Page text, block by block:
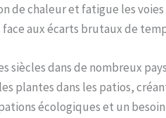
de chaleur et fatigue les
aux écarts brutaux de
siècles dans de nombreux
plantes dans les patios,
écologiques et un